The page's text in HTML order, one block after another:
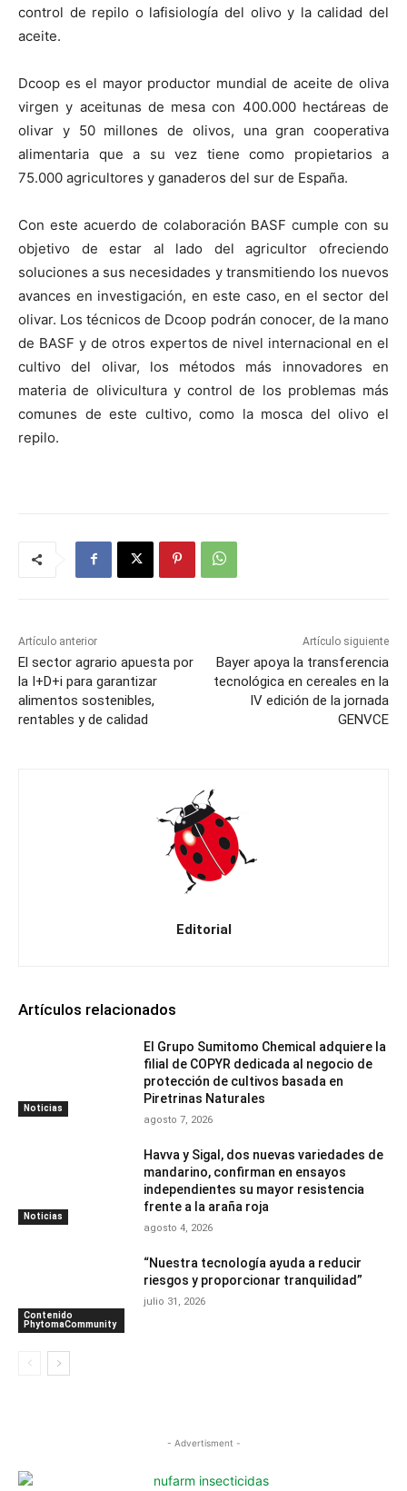
control de repilo o lafisiología del olivo y la calidad del
aceite.
Dcoop es el mayor productor mundial de aceite de oliva
virgen y aceitunas de mesa con 400.000 hectáreas de
olivar y 50 millones de olivos, una gran cooperativa
alimentaria que a su vez tiene como propietarios a
75.000 agricultores y ganaderos del sur de España.
Con este acuerdo de colaboración BASF cumple con su
objetivo de estar al lado del agricultor ofreciendo
soluciones a sus necesidades y transmitiendo los nuevos
avances en investigación, en este caso, en el sector del
olivar. Los técnicos de Dcoop podrán conocer, de la mano
de BASF y de otros expertos de nivel internacional en el
cultivo del olivar, los métodos más innovadores en
materia de olivicultura y control de los problemas más
comunes de este cultivo, como la mosca del olivo el
repilo.
Artículo anterior
El sector agrario apuesta por
la I+D+i para garantizar
alimentos sostenibles,
rentables y de calidad
Artículo siguiente
Bayer apoya la transferencia
tecnológica en cereales en la
IV edición de la jornada
GENVCE
Editorial
Artículos relacionados
Noticias
El Grupo Sumitomo Chemical adquiere la
filial de COPYR dedicada al negocio de
protección de cultivos basada en
Piretrinas Naturales
agosto 7, 2026
Noticias
Havva y Sigal, dos nuevas variedades de
mandarino, confirman en ensayos
independientes su mayor resistencia
frente a la araña roja
agosto 4, 2026
Contenido
PhytomaCommunity
“Nuestra tecnología ayuda a reducir
riesgos y proporcionar tranquilidad”
julio 31, 2026
- Advertisment -